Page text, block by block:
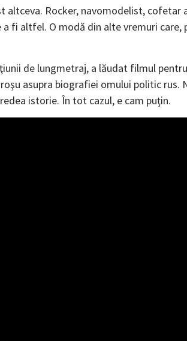
Rocker, navomodelist, cofetar
fi altfel. O modă din alte vremuri care,
de lungmetraj, a lăudat filmul
asupra biografiei omului politic rus.
istorie. În tot cazul, e cam puţin.